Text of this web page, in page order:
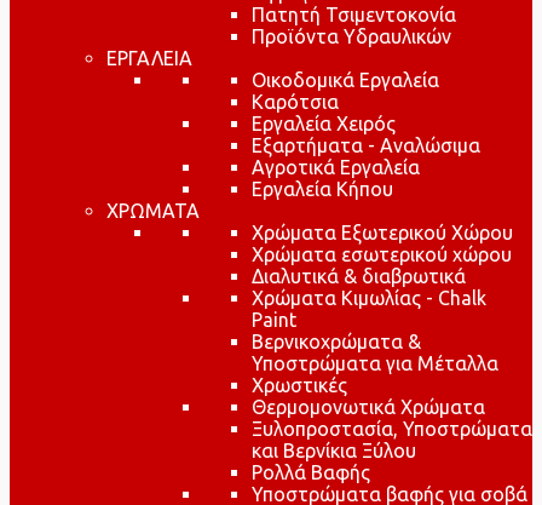
Πατητή Τσιμεντοκονία
Προϊόντα Υδραυλικών
ΕΡΓΑΛΕΙΑ
Οικοδομικά Εργαλεία
Καρότσια
Εργαλεία Χειρός
Εξαρτήματα - Αναλώσιμα
Αγροτικά Εργαλεία
Εργαλεία Κήπου
ΧΡΩΜΑΤΑ
Χρώματα Εξωτερικού Χώρου
Χρώματα εσωτερικού χώρου
Διαλυτικά & διαβρωτικά
Χρώματα Κιμωλίας - Chalk
Paint
Βερνικοχρώματα &
Υποστρώματα για Μέταλλα
Χρωστικές
Θερμομονωτικά Χρώματα
Ξυλοπροστασία, Υποστρώματα
και Βερνίκια Ξύλου
Ρολλά Βαφής
Υποστρώματα βαφής για σοβά